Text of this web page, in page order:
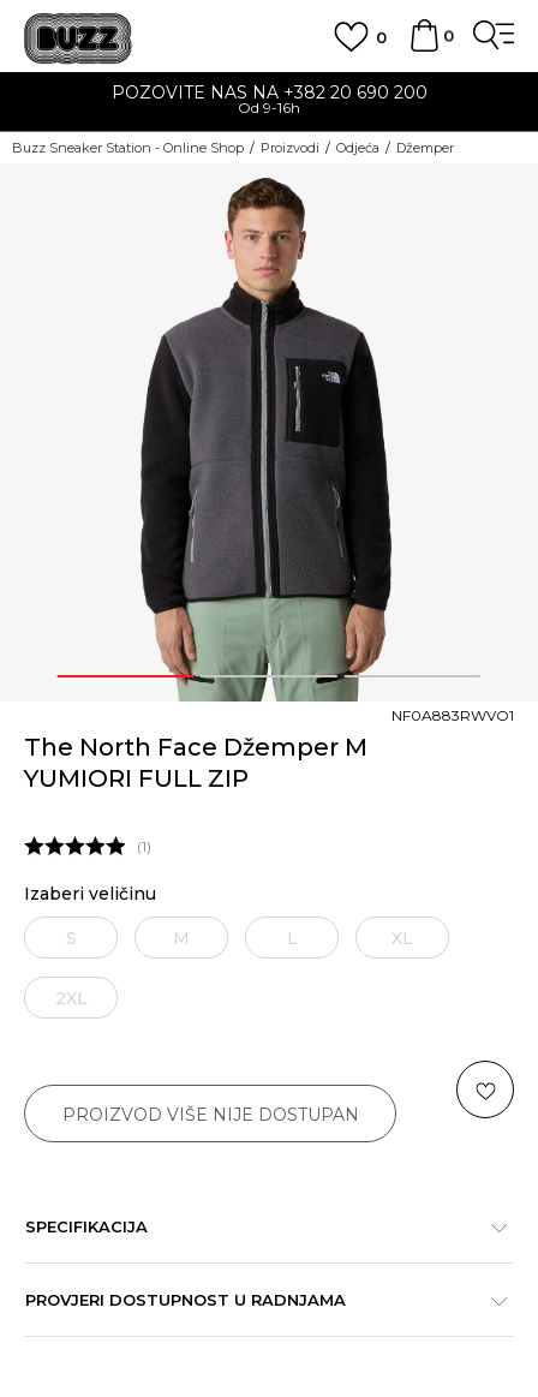
0
0
POZOVITE NAS NA +382 20 690 200
Od 9-16h
Buzz Sneaker Station - Online Shop Proizvodi Odjeća Džemper
1 2 3
The North Face Džemper M
YUMIORI FULL ZIP
NF0A883RWVO1
1
Izaberi veličinu
S M L XL
2XL
PROIZVOD VIŠE NIJE DOSTUPAN
SPECIFIKACIJA
PROVJERI DOSTUPNOST U RADNJAMA